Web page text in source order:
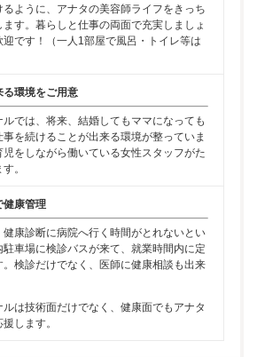
ように、アナタの美容師ライフをきっち
す。暮らしと仕事の両面で充実しましょ
迎です！（一人1部屋で風呂・トイレ等は
る環境をご用意
では、将来、結婚してもママになっても
を続けることが出来る環境が整っていま
をしながら働いている女性スタッフがた
。
健康管理
健康診断に病院へ行く時間がとれないとい
駐車場に検診バスが来て、就業時間内に定
検診だけでなく、医師に健康相談も出来
は技術面だけでなく、健康面でもアナタ
します。